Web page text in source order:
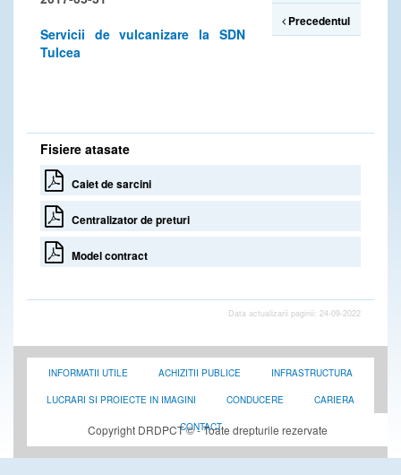
Servicii de vulcanizare la SDN
Tulcea
Precedentul
Fisiere atasate
Caiet de sarcini
Centralizator de preturi
Model contract
Data actualizarii paginii: 24-09-2022
INFORMATII UTILE ACHIZITII PUBLICE INFRASTRUCTURA
LUCRARI SI PROIECTE IN IMAGINI CONDUCERE CARIERA
CONTACT
Copyright DRDPCT © - Toate drepturile rezervate